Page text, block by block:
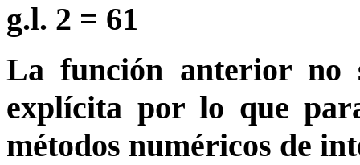
g.l. 2 = 61
La función anterior no
explícita por lo que
métodos numéricos de